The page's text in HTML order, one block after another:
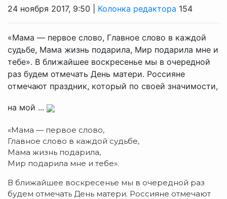
24 ноября 2017, 9:50 | Колонка редактора 154
«Мама — первое слово, Главное слово в каждой
судьбе, Мама жизнь подарила, Мир подарила мне и
тебе». В ближайшее воскресенье мы в очередной
раз будем отмечать День матери. Россияне
отмечают праздник, который по своей значимости,
на мой ...
«Мама — первое слово,
Главное слово в каждой судьбе,
Мама жизнь подарила,
Мир подарила мне и тебе».
В ближайшее воскресенье мы в очередной раз
будем отмечать День матери. Россияне отмечают